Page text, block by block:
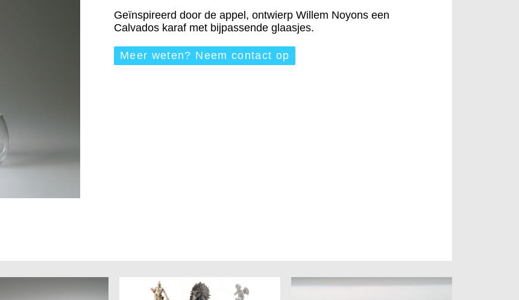
Geïnspireerd door de appel, ontwierp Willem Noyons een
Calvados karaf met bijpassende glaasjes.
Meer weten? Neem contact op